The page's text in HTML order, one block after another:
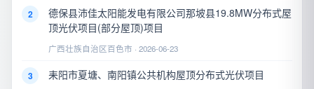
2
德保县沛佳太阳能发电有限公司那坡县19.8MW分布式屋
顶光伏项目(部分屋顶)项目
广西壮族自治区百色市 · 2026-06-23
3 耒阳市夏塘、南阳镇公共机构屋顶分布式光伏项目